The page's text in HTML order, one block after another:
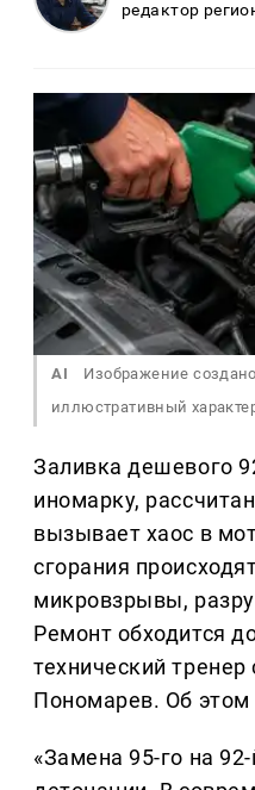
редактор
AI
Изображение
иллюстративный
Заливка дешевого
иномарку,
вызывает хаос в
сгорания
микровзрывы,
Ремонт обходится
технический
Пономарев. Об
«Замена 95-го на